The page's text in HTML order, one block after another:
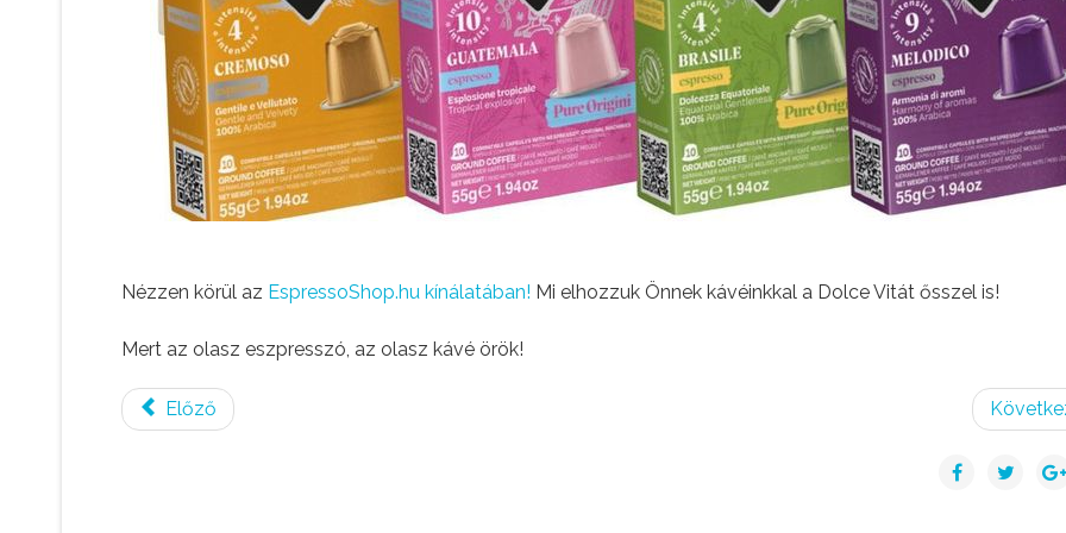
Nézzen körül az EspressoShop.hu kínálatában! Mi elhozzuk Önnek kávéinkkal a Dolce Vitát ősszel is!
Mert az olasz eszpresszó, az olasz kávé örök!
Előző